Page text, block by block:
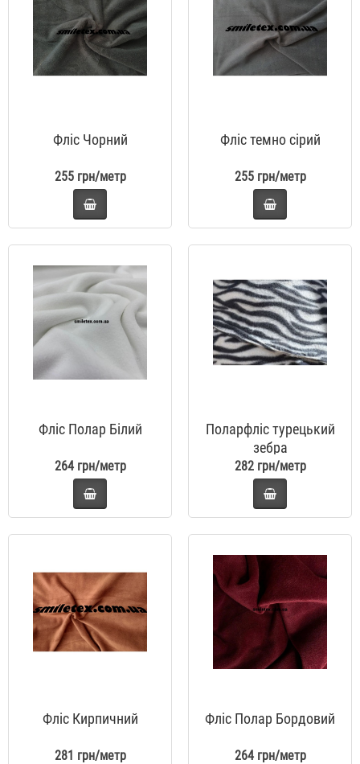
Фліс Чорний
255 грн/метр
Фліс темно сірий
255 грн/метр
Фліс Полар Білий
264 грн/метр
Поларфліс турецький
зебра
282 грн/метр
Фліс Кирпичний
281 грн/метр
Фліс Полар Бордовий
264 грн/метр